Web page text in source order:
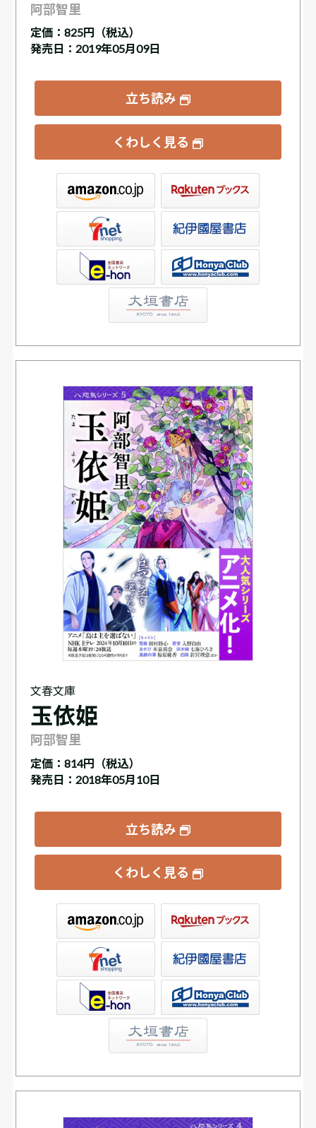
阿部智里
定価： 825円（税込）
発売日：2019年05月09日
立ち読み
くわしく見る
書店ウェブストア
文春文庫
玉依姫
阿部智里
定価： 814円（税込）
発売日：2018年05月10日
立ち読み
くわしく見る
書店ウェブストア